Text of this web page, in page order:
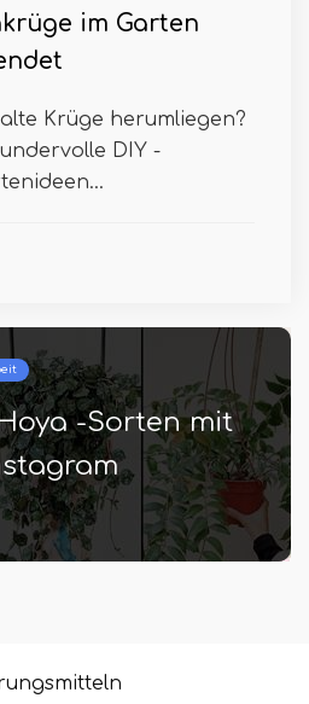
im Garten
Krüge herumliegen?
DIY -
-Sorten mit